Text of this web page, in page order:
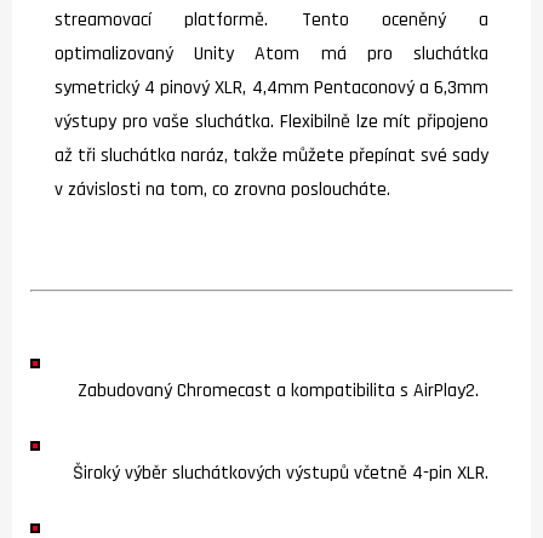
streamovací platformě. Tento oceněný a
optimalizovaný Unity Atom má pro sluchátka
symetrický 4 pinový XLR, 4,4mm Pentaconový a 6,3mm
výstupy pro vaše sluchátka. Flexibilně lze mít připojeno
až tři sluchátka naráz, takže můžete přepínat své sady
v závislosti na tom, co zrovna posloucháte.
Zabudovaný Chromecast a kompatibilita s AirPlay2.
Široký výběr sluchátkových výstupů včetně 4-pin XLR.